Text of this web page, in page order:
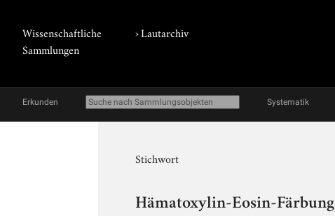
Wissenschaftliche
Sammlungen
›Lautarchiv
Erkunden Systematik
Stichwort
Hämatoxylin-Eosin-Färbung